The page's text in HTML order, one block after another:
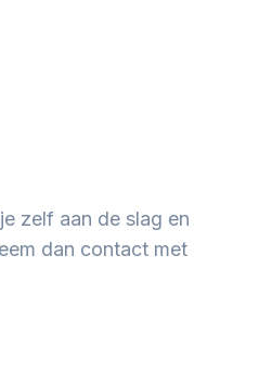
lokale
zelf aan de slag en
dan contact met